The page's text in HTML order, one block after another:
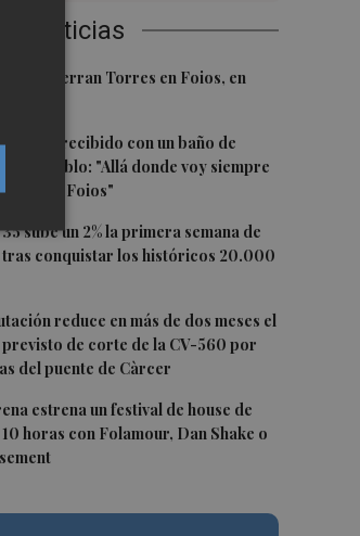
Noticias
a Ferran Torres en Foios, en
recibido con un baño de
su pueblo: "Allá donde voy siempre
soy de Foios"
sube un 2% la primera semana de
tras conquistar los históricos 20.000
reduce en más de dos meses el
de corte de la CV-560 por
del puente de Càrcer
estrena un festival de house de
horas con Folamour, Dan Shake o